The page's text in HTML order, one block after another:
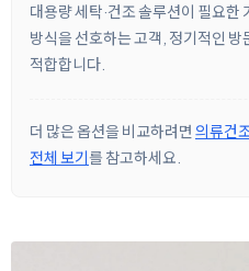
대용량 세탁·건조 솔루션이 필요한
방식을 선호하는 고객, 정기적인
적합합니다.
더 많은 옵션을 비교하려면 의류건
전체 보기를 참고하세요.